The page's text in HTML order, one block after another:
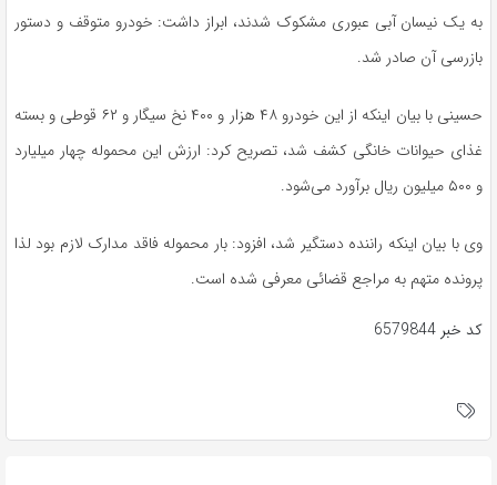
به یک نیسان آبی عبوری مشکوک شدند، ابراز داشت: خودرو متوقف و دستور
بازرسی آن صادر شد.
حسینی با بیان اینکه از این خودرو ۴۸ هزار و ۴۰۰ نخ سیگار و ۶۲ قوطی و بسته
غذای حیوانات خانگی کشف شد، تصریح کرد: ارزش این محموله چهار میلیارد
و ۵۰۰ میلیون ریال برآورد می‌شود.
وی با بیان اینکه راننده دستگیر شد، افزود: بار محموله فاقد مدارک لازم بود لذا
پرونده متهم به مراجع قضائی معرفی شده است.
کد خبر 6579844